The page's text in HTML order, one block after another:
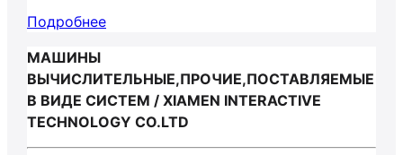
Подробнее
МАШИНЫ
ВЫЧИСЛИТЕЛЬНЫЕ,ПРОЧИЕ,ПОСТАВЛЯЕМЫЕ
В ВИДЕ СИСТЕМ / XIAMEN INTERACTIVE
TECHNOLOGY CO.LTD